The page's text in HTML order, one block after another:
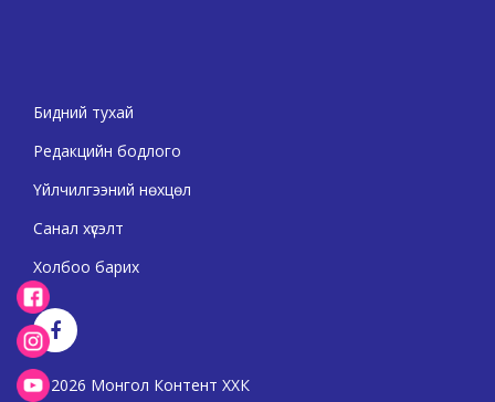
Бидний тухай
Редакцийн бодлого
Үйлчилгээний нөхцөл
Санал хүсэлт
Холбоо барих
2026 Монгол Контент ХХК